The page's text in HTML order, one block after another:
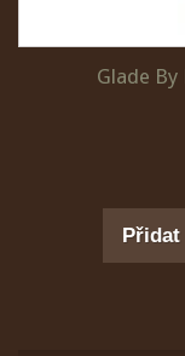
Glade